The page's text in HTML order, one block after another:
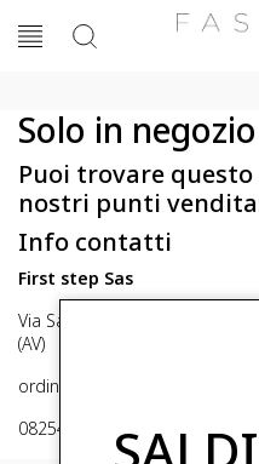
Solo in negozio
Puoi trovare
nostri punti
Info contatti
First step Sas
Via San Michele 16, Mirabella
(AV)
ordini@fashionscoppettuolo.it
0825449414